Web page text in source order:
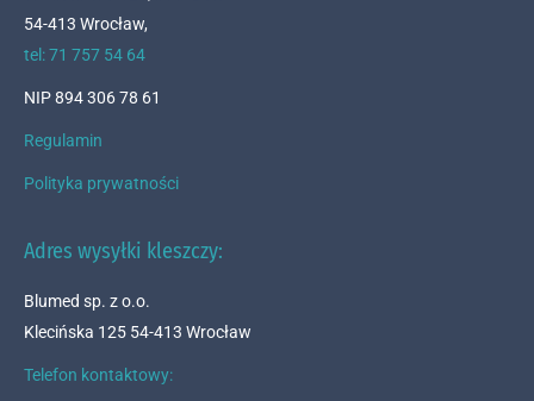
54-413 Wrocław,
tel: 71 757 54 64
NIP 894 306 78 61
Regulamin
Polityka prywatności
Adres wysyłki kleszczy:
Blumed sp. z o.o.
Klecińska 125 54-413 Wrocław
Telefon kontaktowy: